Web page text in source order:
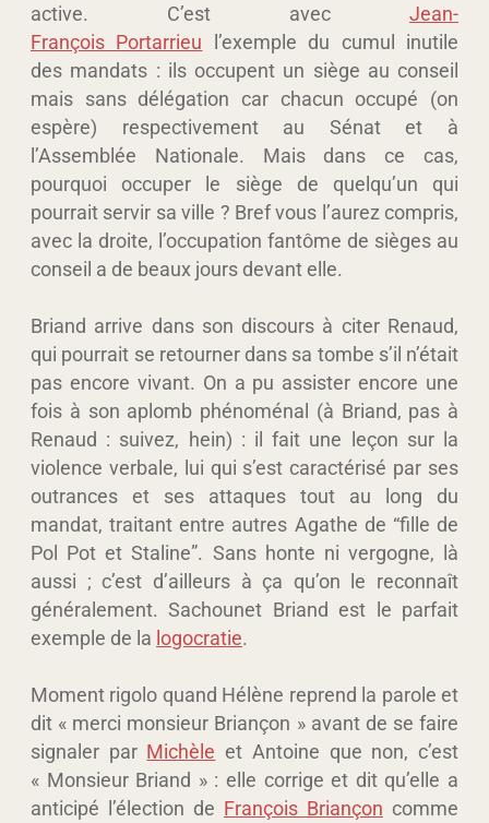
active. C’est avec Jean-
François Portarrieu l’exemple du cumul inutile
des mandats : ils occupent un siège au conseil
mais sans délégation car chacun occupé (on
espère) respectivement au Sénat et à
l’Assemblée Nationale. Mais dans ce cas,
pourquoi occuper le siège de quelqu’un qui
pourrait servir sa ville ? Bref vous l’aurez compris,
avec la droite, l’occupation fantôme de sièges au
conseil a de beaux jours devant elle.
Briand arrive dans son discours à citer Renaud,
qui pourrait se retourner dans sa tombe s’il n’était
pas encore vivant. On a pu assister encore une
fois à son aplomb phénoménal (à Briand, pas à
Renaud : suivez, hein) : il fait une leçon sur la
violence verbale, lui qui s’est caractérisé par ses
outrances et ses attaques tout au long du
mandat, traitant entre autres Agathe de “fille de
Pol Pot et Staline”. Sans honte ni vergogne, là
aussi ; c’est d’ailleurs à ça qu’on le reconnaît
généralement. Sachounet Briand est le parfait
exemple de la logocratie.
Moment rigolo quand Hélène reprend la parole et
dit « merci monsieur Briançon » avant de se faire
signaler par Michèle et Antoine que non, c’est
« Monsieur Briand » : elle corrige et dit qu’elle a
anticipé l’élection de François Briançon comme